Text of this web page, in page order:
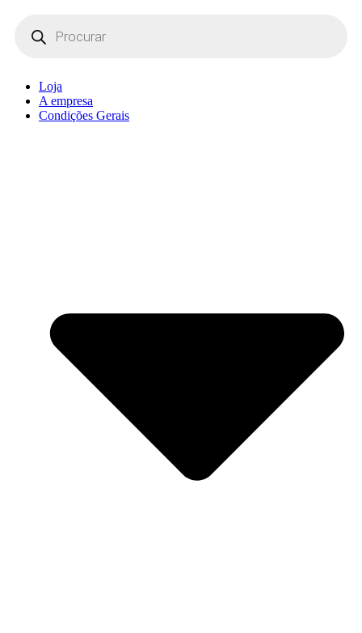
search
Loja
A empresa
Condições Gerais